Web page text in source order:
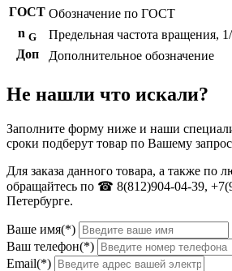
ГОСТ Обозначение по ГОСТ
n G
Предельная частота вращения,
Доп
Дополнительное обозначение
Не нашли что искали?
Заполните форму ниже и наши
сроки подберут товар по Вашему
Для заказа данного товара, а также по
обращайтесь по ☎ 8(812)904-04-39,
Петербурге.
Ваше имя(*)
Ваш телефон(*)
Email(*)